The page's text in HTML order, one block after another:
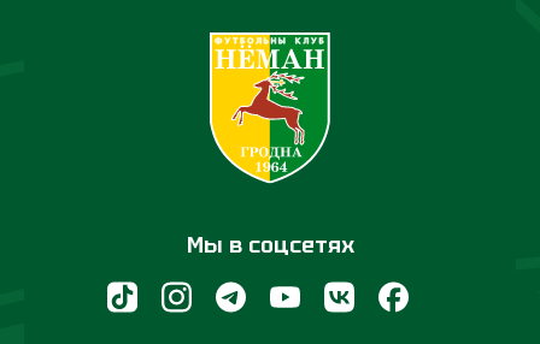
Мы в соцсетях